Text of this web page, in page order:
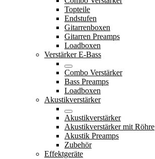
Topteile
Endstufen
Gitarrenboxen
Gitarren Preamps
Loadboxen
Verstärker E-Bass
Combo Verstärker
Bass Preamps
Loadboxen
Akustikverstärker
Akustikverstärker
Akustikverstärker mit Röhre
Akustik Preamps
Zubehör
Effektgeräte